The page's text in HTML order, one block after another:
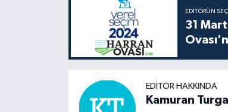
EDITÖRÜN
31
EDITÖR HAKKINDA
Kamuran